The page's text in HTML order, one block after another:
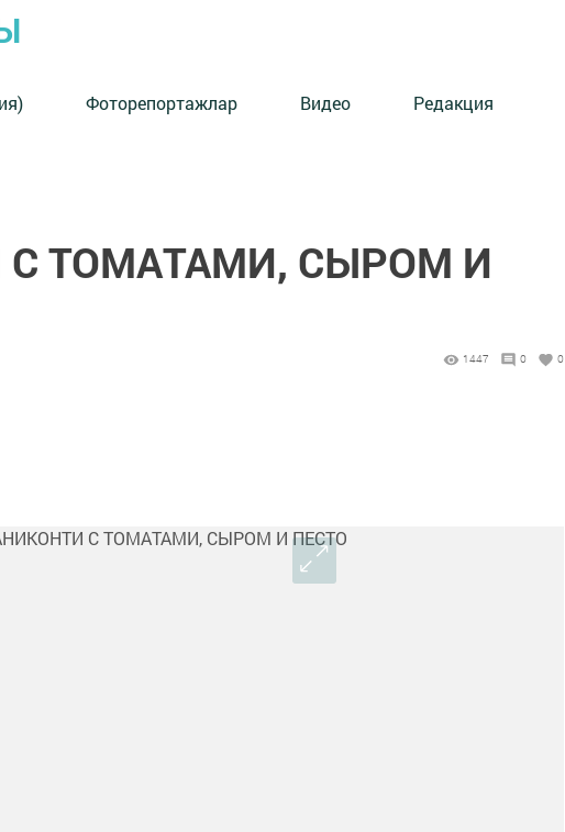
Фоторепортажлар Видео Редакция
ТОМАТАМИ, СЫРОМ И
1447 0 0